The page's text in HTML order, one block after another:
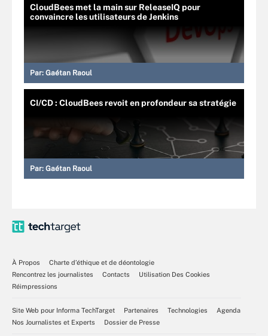
CloudBees met la main sur ReleaseIQ pour
convaincre les utilisateurs de Jenkins
Par: Gaétan Raoul
CI/CD : CloudBees revoit en profondeur sa stratégie
Par: Gaétan Raoul
À Propos
Charte d’éthique et de déontologie
Rencontrez les journalistes
Contacts
Utilisation Des Cookies
Réimpressions
Site Web pour Informa TechTarget Partenaires Technologies
Agenda
Nos Journalistes et Experts
Dossier de Presse